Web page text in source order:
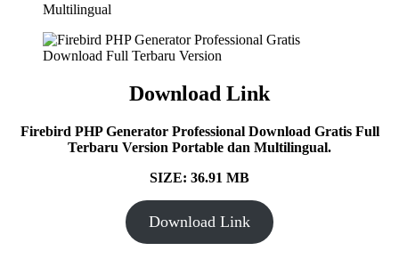
Download Link
Firebird PHP Generator Professional Download Gratis Full
Terbaru Version Portable dan Multilingual.
SIZE: 36.91 MB
Download Link